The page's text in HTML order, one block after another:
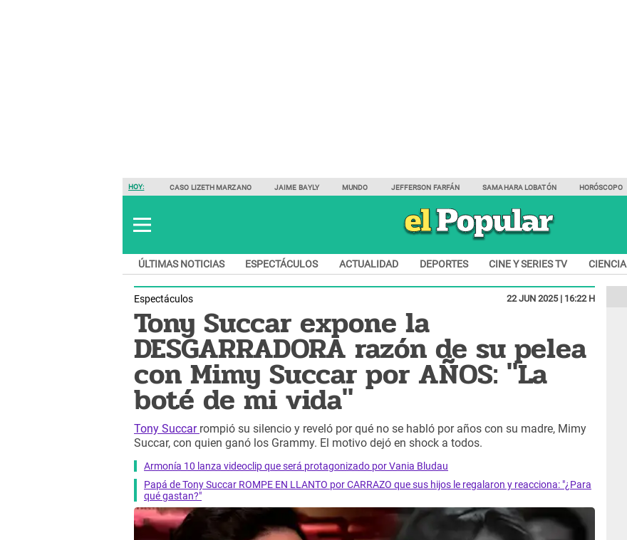
HOY: CASO LIZETH MARZANO JAIME BAYLY MUNDO JEFFERSON FARFÁN SAMAHARA LOBATÓN HORÓSCOPO
ÚLTIMAS NOTICIAS ESPECTÁCULOS ACTUALIDAD DEPORTES CINE Y SERIES TV CIENCIA
Espectáculos 22 JUN 2025 | 16:22 H
Tony Succar expone la
DESGARRADORA razón de su pelea
con Mimy Succar por AÑOS: "La
boté de mi vida"
Tony Succar rompió su silencio y reveló por qué no se habló por años con su madre, Mimy
Succar, con quien ganó los Grammy. El motivo dejó en shock a todos.
Armonía 10 lanza videoclip que será protagonizado por Vania Bludau
Papá de Tony Succar ROMPE EN LLANTO por CARRAZO que sus hijos le regalaron y reacciona: "¿Para
qué gastan?"